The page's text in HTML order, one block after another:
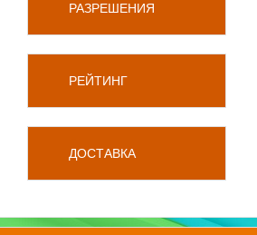
РАЗРЕШЕНИЯ
РЕЙТИНГ
ДОСТАВКА